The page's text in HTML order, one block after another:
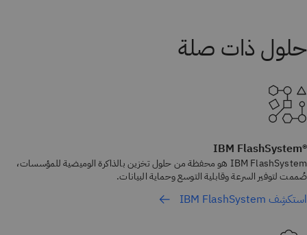
®IBM FlashSystem
IBM FlashSystem هو محفظة من حلول تخزين بالذاكرة الوميضية للمؤسسات،
صُممت لتوفير السرعة وقابلية التوسع وحماية البيانات.
استكشِف IBM FlashSystem